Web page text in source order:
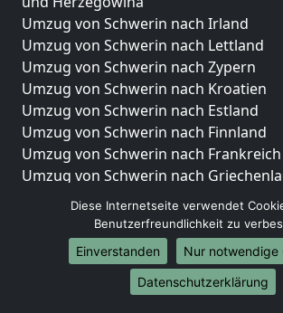
Umzug von Schwerin nach Irland
Umzug von Schwerin nach Lettland
Umzug von Schwerin nach Zypern
Umzug von Schwerin nach Kroatien
Umzug von Schwerin nach Estland
Umzug von Schwerin nach Finnland
Umzug von Schwerin nach Frankreich
Umzug von Schwerin nach
Umzug von Schwerin nach Italien
Umzug von Schwerin nach
Umzug von Schwerin nach
Umzug von Schwerin nach
Umzug von Schwerin nach Norwegen
Diese Internetseite verwendet
Benutzerfreundlichkeit zu
Einverstanden
Nur notwendige
Datenschutzerklärung